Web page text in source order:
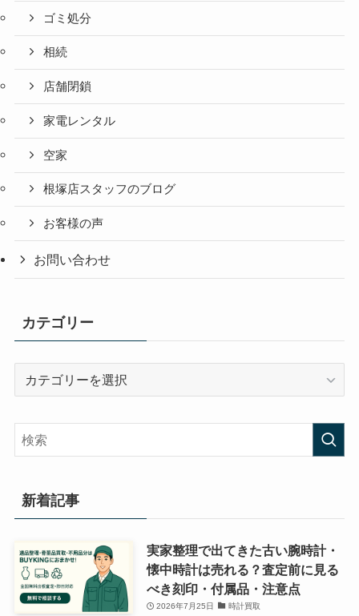
ゴミ処分
相続
店舗閉鎖
家電レンタル
空家
根塚店スタッフのブログ
お客様の声
お問い合わせ
カテゴリー
リ
新着記事
実家整理で出てきた古い腕時計・
懐中時計は売れる？査定前に見る
べき刻印・付属品・注意点
2026年7月25日 時計買取